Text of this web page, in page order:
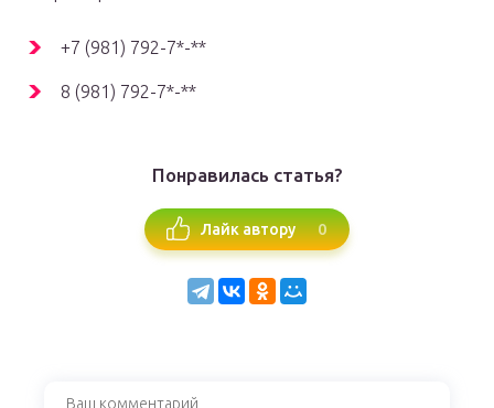
+7 (981) 792-7*-**
8 (981) 792-7*-**
Понравилась статья?
Лайк автору 0